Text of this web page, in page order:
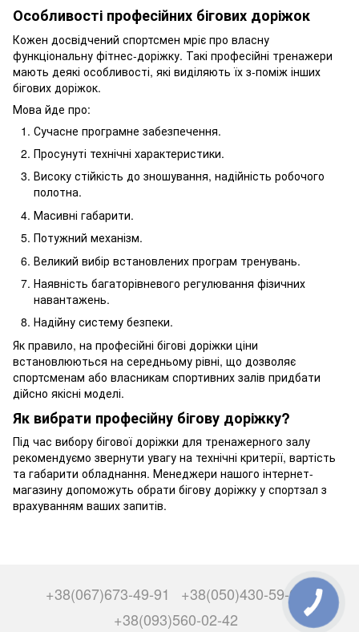
Особливості професійних бігових доріжок
Кожен досвідчений спортсмен мріє про власну
функціональну фітнес-доріжку. Такі професійні тренажери
мають деякі особливості, які виділяють їх з-поміж інших
бігових доріжок.
Мова йде про:
Сучасне програмне забезпечення.
Просунуті технічні характеристики.
Високу стійкість до зношування, надійність робочого
полотна.
Масивні габарити.
Потужний механізм.
Великий вибір встановлених програм тренувань.
Наявність багаторівневого регулювання фізичних
навантажень.
Надійну систему безпеки.
Як правило, на професійні бігові доріжки ціни
встановлюються на середньому рівні, що дозволяє
спортсменам або власникам спортивних залів придбати
дійсно якісні моделі.
Як вибрати професійну бігову доріжку?
Під час вибору бігової доріжки для тренажерного залу
рекомендуємо звернути увагу на технічні критерії, вартість
та габарити обладнання. Менеджери нашого інтернет-
магазину допоможуть обрати бігову доріжку у спортзал з
врахуванням ваших запитів.
+38(067)673-49-91
+38(050)430-59-00
+38(093)560-02-42